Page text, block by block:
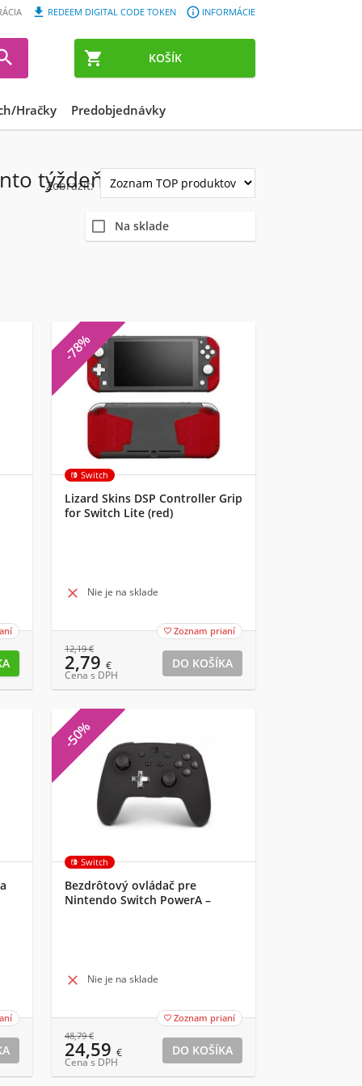
 KOŠÍK
 INFORMÁCIE
 REDEEM DIGITAL CODE TOKEN
Hračky Predobjednávky
týždeň
Zobrazit:
Na sklade
-78%
Switch
Lizard Skins DSP Controller Grip
for Switch Lite (red)
 Nie je na sklade
 Zoznam prianí
12,19€
2,79 €
Cena s DPH
-50%
Switch
Bezdrôtový ovládač pre
Nintendo Switch PowerA –
 Nie je na sklade
 Zoznam prianí
48,79€
24,59 €
Cena s DPH